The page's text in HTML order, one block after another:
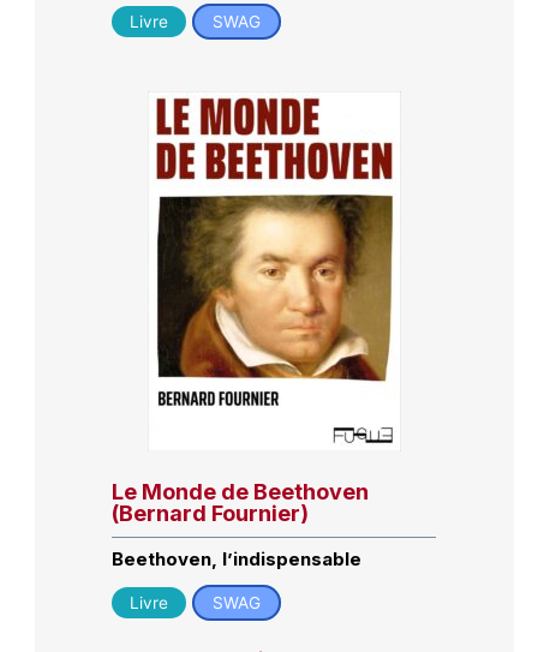
Livre SWAG
Le Monde de Beethoven
(Bernard Fournier)
Beethoven, l’indispensable
Livre SWAG